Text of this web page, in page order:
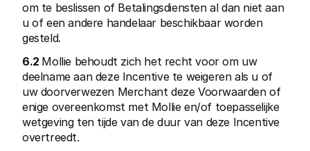
om te beslissen of Betalingsdiensten al dan niet aan
u of een andere handelaar beschikbaar worden
gesteld.
6.2 Mollie behoudt zich het recht voor om uw
deelname aan deze Incentive te weigeren als u of
uw doorverwezen Merchant deze Voorwaarden of
enige overeenkomst met Mollie en/of toepasselijke
wetgeving ten tijde van de duur van deze Incentive
overtreedt.